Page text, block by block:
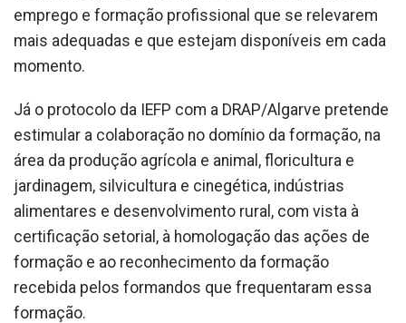
emprego e formação profissional que se relevarem
mais adequadas e que estejam disponíveis em cada
momento.
Já o protocolo da IEFP com a DRAP/Algarve pretende
estimular a colaboração no domínio da formação, na
área da produção agrícola e animal, floricultura e
jardinagem, silvicultura e cinegética, indústrias
alimentares e desenvolvimento rural, com vista à
certificação setorial, à homologação das ações de
formação e ao reconhecimento da formação
recebida pelos formandos que frequentaram essa
formação.